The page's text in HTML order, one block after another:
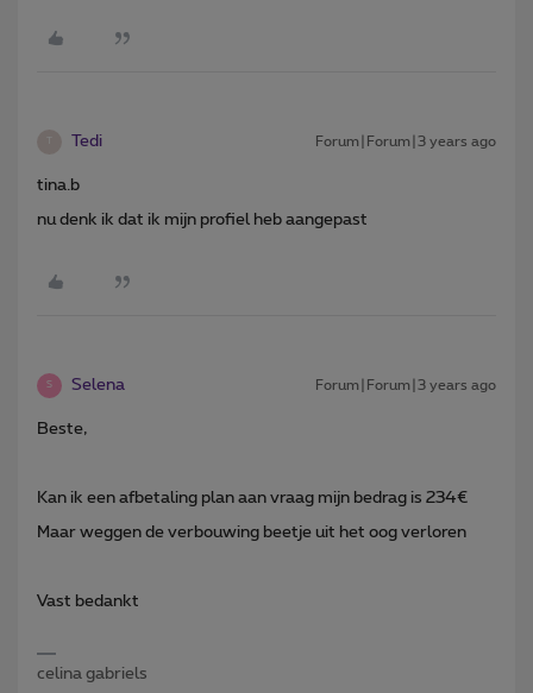
Tedi Forum|Forum|3 years ago
tina.b
nu denk ik dat ik mijn profiel heb aangepast
S Selena Forum|Forum|3 years ago
Beste,
Kan ik een afbetaling plan aan vraag mijn bedrag is 234€
Maar weggen de verbouwing beetje uit het oog verloren
Vast bedankt
celina gabriels